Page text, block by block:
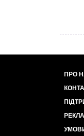
ПРО